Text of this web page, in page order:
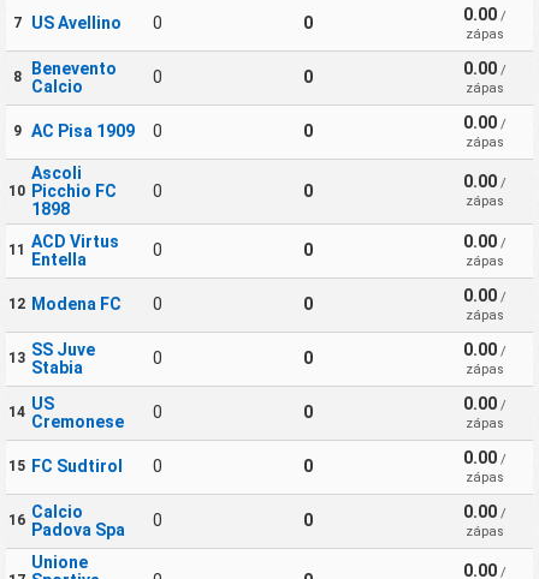
7 US Avellino 0 0 0.00 /
zápas
8
Benevento
Calcio
0 0 0.00 /
zápas
9 AC Pisa 1909 0 0 0.00 /
zápas
10
Ascoli
Picchio FC
1898
0 0 0.00 /
zápas
11 ACD Virtus
Entella
0 0 0.00 /
zápas
12 Modena FC 0 0 0.00 /
zápas
13 SS Juve
Stabia
0 0 0.00 /
zápas
14 US
Cremonese
0 0 0.00 /
zápas
15 FC Sudtirol 0 0 0.00 /
zápas
16 Calcio
Padova Spa
0 0 0.00 /
zápas
Unione
0.00 /